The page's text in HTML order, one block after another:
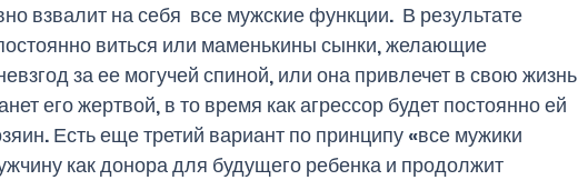
взвалит на себя  все мужские функции.  В результате
виться или маменькины сынки, желающие
за ее могучей спиной, или она привлечет в свою жизнь
его жертвой, в то время как агрессор будет постоянно ей
Есть еще третий вариант по принципу «все мужики
как донора для будущего ребенка и продолжит